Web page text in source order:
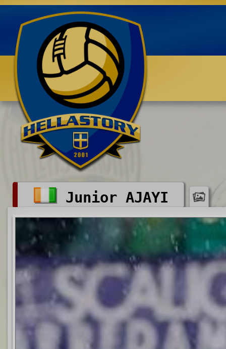
Benvenuti su HELLASTORY.net
Junior AJAYI